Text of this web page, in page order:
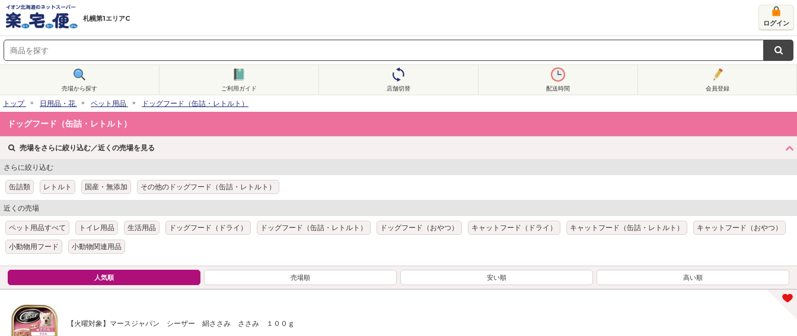
札幌第1エリアC
ログイン
売場から探す ご利用ガイド 店舗切替 配送時間 会員登録
トップ 日用品・花 ペット用品 ドッグフード（缶詰・レトルト）
ドッグフード（缶詰・レトルト）
売場をさらに絞り込む／近くの売場を見る
さらに絞り込む
缶詰類 レトルト 国産・無添加 その他のドッグフード（缶詰・レトルト）
近くの売場
ペット用品すべて トイレ用品 生活用品 ドッグフード（ドライ） ドッグフード（缶詰・レトルト） ドッグフード（おやつ） キャットフード（ドライ） キャットフード（缶詰・レトルト） キャットフード（おやつ）
小動物用フード 小動物関連用品
人気順 売場順 安い順 高い順
【火曜対象】マースジャパン シーザー 絹ささみ ささみ １００ｇ